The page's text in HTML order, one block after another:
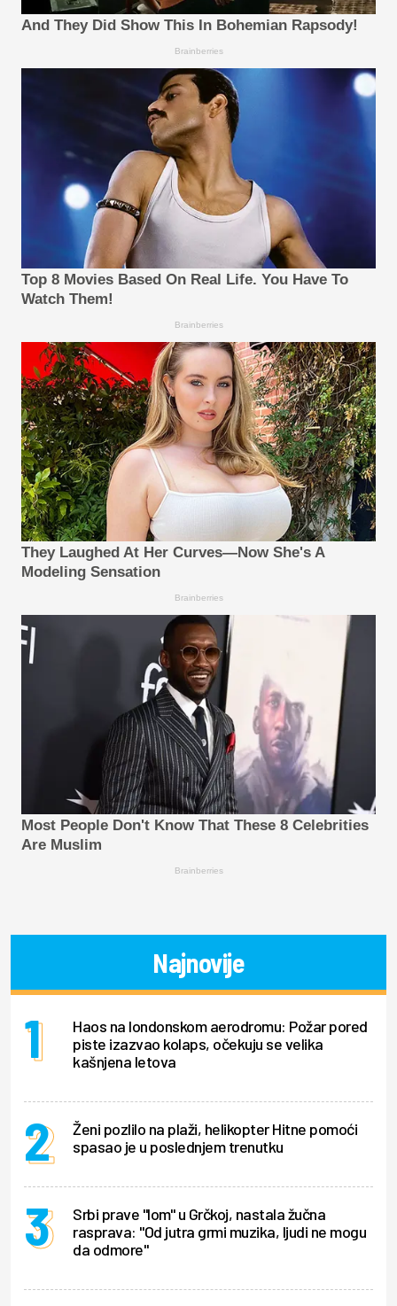
And They Did Show This In Bohemian Rapsody!
Brainberries
Top 8 Movies Based On Real Life. You Have To
Watch Them!
Brainberries
They Laughed At Her Curves—Now She's A
Modeling Sensation
Brainberries
Most People Don't Know That These 8 Celebrities
Are Muslim
Brainberries
Najnovije
Haos na londonskom aerodromu: Požar pored
piste izazvao kolaps, očekuju se velika
kašnjena letova
Ženi pozlilo na plaži, helikopter Hitne pomoći
spasao je u poslednjem trenutku
Srbi prave "lom" u Grčkoj, nastala žučna
rasprava: "Od jutra grmi muzika, ljudi ne mogu
da odmore"